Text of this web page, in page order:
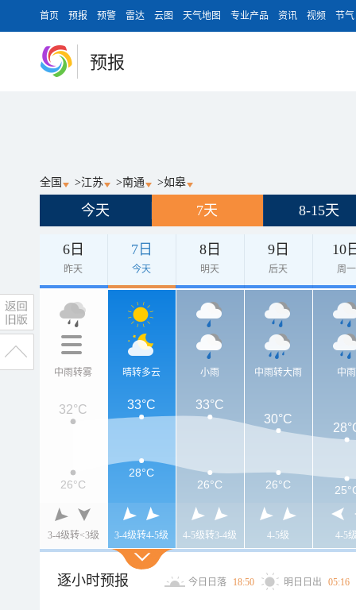
首页 预报 预警 雷达 云图 天气地图 专业产品 资讯 视频 节气
预报
全国 >江苏 >南通 >如皋
今天 7天 8-15天
6日
昨天
7日
今天
8日
明天
9日
后天
10
周一
中雨转雾
3-4级转<3级
晴转多云
3-4级转4-5级
小雨
4-5级转3-4级
中雨转大雨
4-5级
中雨
4-5
32°C 33°C 33°C
30°C
26°C
28°C
26°C
26°C
逐小时预报 今日日落 18:50 明日日出 05:16